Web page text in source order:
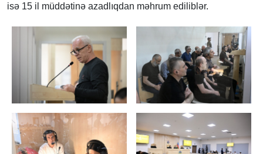
isə 15 il müddətinə azadlıqdan məhrum ediliblər.